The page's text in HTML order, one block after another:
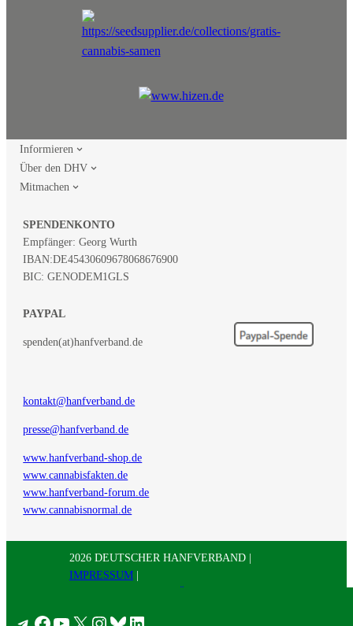
Informieren
Über den DHV
Mitmachen
SPENDENKONTO
Empfänger: Georg Wurth
IBAN:DE45430609678068676900
BIC: GENODEM1GLS
PAYPAL
spenden(at)hanfverband.de
kontakt@hanfverband.de
presse@hanfverband.de
www.hanfverband-shop.de
www.cannabisfakten.de
www.hanfverband-forum.de
www.cannabisnormal.de
2026 DEUTSCHER HANFVERBAND |
IMPRESSUM |